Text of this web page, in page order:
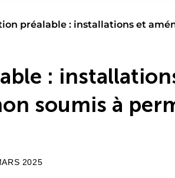
préalable : installations et
:
soumis à
2025